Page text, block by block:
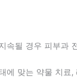
속될 경우 피부과
에 맞는 약물 치료